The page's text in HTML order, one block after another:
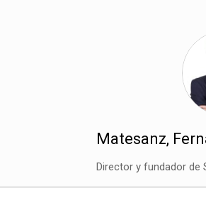
Matesanz,
Director y fundador de